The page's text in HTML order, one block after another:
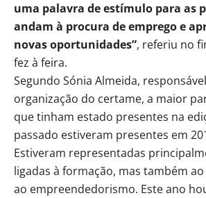
uma palavra de estímulo para as
andam à procura de emprego e
novas oportunidades”, referiu no
fez à feira.
Segundo Sónia Almeida,
organização do certame, a maior
que tinham estado presentes na
passado estiveram presentes em
Estiveram representadas
ligadas à formação, mas também
ao empreendedorismo. Este ano